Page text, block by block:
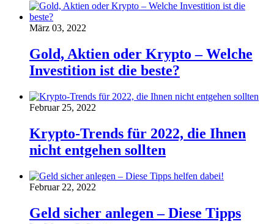
März 03, 2022
Gold, Aktien oder Krypto – Welche
Investition ist die beste?
Februar 25, 2022
Krypto-Trends für 2022, die Ihnen
nicht entgehen sollten
Februar 22, 2022
Geld sicher anlegen – Diese Tipps